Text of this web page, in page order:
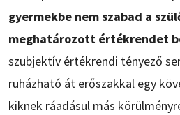
gyermekbe nem szabad a
meghatározott értékrendet
szubjektív értékrendi tényező
ruházható át erőszakkal egy
kiknek ráadásul más